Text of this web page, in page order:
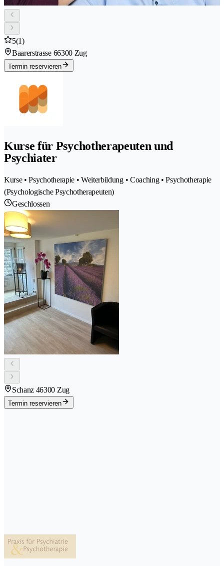
5(1)
Baarerstrasse 66300 Zug
Termin reservieren
Kurse für Psychotherapeuten und
Psychiater
Kurse • Psychotherapie • Weiterbildung • Coaching • Psychotherapie
(Psychologische Psychotherapeuten)
Geschlossen
Schanz 46300 Zug
Termin reservieren